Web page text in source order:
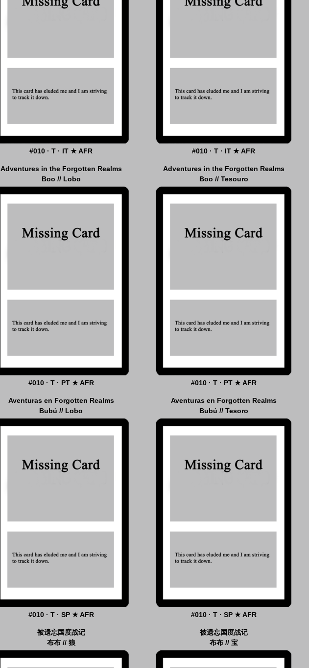
#010 · T · IT ★ AFR #010 · T · IT ★ AFR
Adventures in the Forgotten Realms
Boo // Lobo
#010 · T · PT ★ AFR
Adventures in the Forgotten Realms
Boo // Tesouro
#010 · T · PT ★ AFR
Aventuras en Forgotten Realms
Bubú // Lobo
#010 · T · SP ★ AFR
Aventuras en Forgotten Realms
Bubú // Tesoro
#010 · T · SP ★ AFR
被遗忘国度战记
布布 // 狼
被遗忘国度战记
布布 // 宝